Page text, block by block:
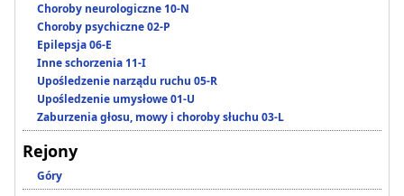
Choroby neurologiczne 10-N
Choroby psychiczne 02-P
Epilepsja 06-E
Inne schorzenia 11-I
Upośledzenie narządu ruchu 05-R
Upośledzenie umysłowe 01-U
Zaburzenia głosu, mowy i choroby słuchu 03-L
Rejony
Góry